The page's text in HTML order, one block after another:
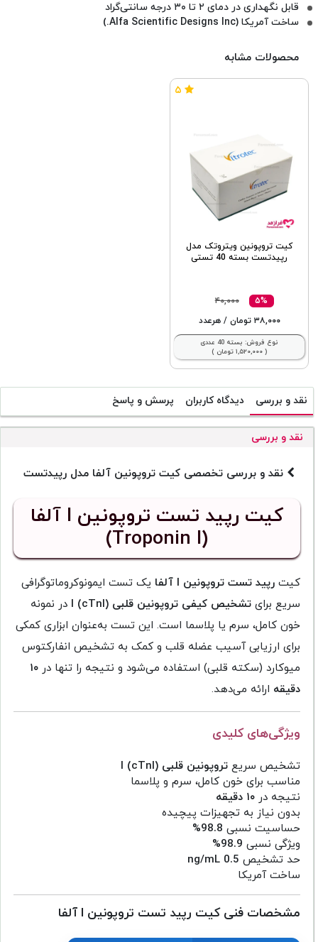
قابل نگهداری در دمای ۲ تا ۳۰ درجه سانتی‌گراد
ساخت آمریکا (Alfa Scientific Designs Inc.)
محصولات مشابه
کیت تروپونین ویتروتک مدل
رپیدتست بسته 40 تستی
۵%
۴۰,۰۰۰
۳۸,۰۰۰ تومان
/ هرعدد
نوع فروش: بسته 40 عددی
( ۱,۵۲۰,۰۰۰ تومان )
۵
نقد و بررسی دیدگاه کاربران پرسش و پاسخ
نقد و بررسی
نقد و بررسی تخصصی کیت تروپونین آلفا مدل رپیدتست
کیت رپید تست تروپونین I آلفا
(Troponin I)
کیترپید تست تروپونین I آلفا
یک تست ایمونوکروماتوگرافی
سریع برایتشخیص کیفی تروپونین قلبی I (cTnI)
در نمونه
خون کامل، سرم یا پلاسما است. این تست به‌عنوان ابزاری کمکی
برای ارزیابی آسیب عضله قلب و کمک به تشخیص انفارکتوس
میوکارد (سکته قلبی) استفاده می‌شود و نتیجه را تنها در۱۰
دقیقه ارائه می‌دهد.
ویژگی‌های کلیدی
تشخیص سریعتروپونین قلبی I (cTnI)
مناسب برای خون کامل، سرم و پلاسما
نتیجه در۱۰ دقیقه
بدون نیاز به تجهیزات پیچیده
حساسیت نسبی 98.8%
ویژگی نسبی 98.9%
حد تشخیص 0.5 ng/mL
ساخت آمریکا
مشخصات فنی کیت رپید تست تروپونین I آلفا